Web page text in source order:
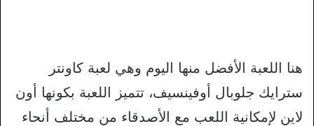
هنا اللعبة الأفضل منها اليوم وهي لعبة كاونتر
سترايك جلوبال أوفينسيف، تتميز اللعبة بكونها أون
لاين لإمكانية اللعب مع الأصدقاء من مختلف أنحاء